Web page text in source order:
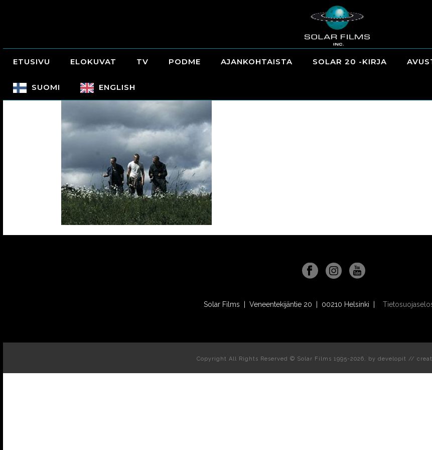
ETUSIVU ELOKUVAT TV PODME AJANKOHTAISTA SOLAR 20 -KIRJA
SUOMI ENGLISH
Solar Films | Veneentekijäntie 20 | 00210 Helsinki |
Copyright All Rights Reserved © Solar Films 1995-2026, by developit //